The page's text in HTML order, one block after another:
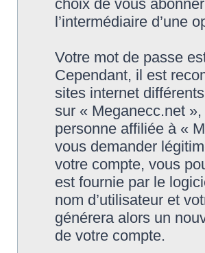
choix de vous
l’intermédiaire d’une
Votre mot de passe
Cependant, il est
sites internet
sur « Meganecc.net
personne affiliée à «
vous demander
votre compte, vous
est fournie par le
nom d’utilisateur et
générera alors un
de votre compte.